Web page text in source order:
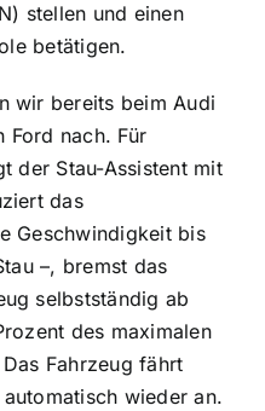
stellen und einen
betätigen.
wir bereits beim Audi
Ford nach. Für
der Stau-Assistent mit
das
Geschwindigkeit bis
–, bremst das
selbstständig ab
des maximalen
Fahrzeug fährt
wieder an.